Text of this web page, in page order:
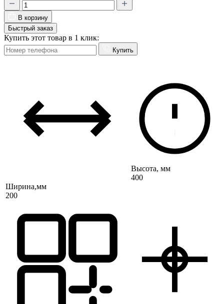
В корзину
Быстрый заказ
Купить этот товар в 1 клик:
Купить
Ширина,мм
200
Высота, мм
400